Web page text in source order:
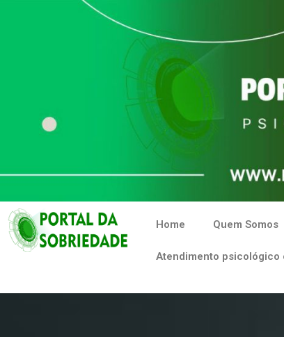
Home Quem Somos
Atendimento psicológico